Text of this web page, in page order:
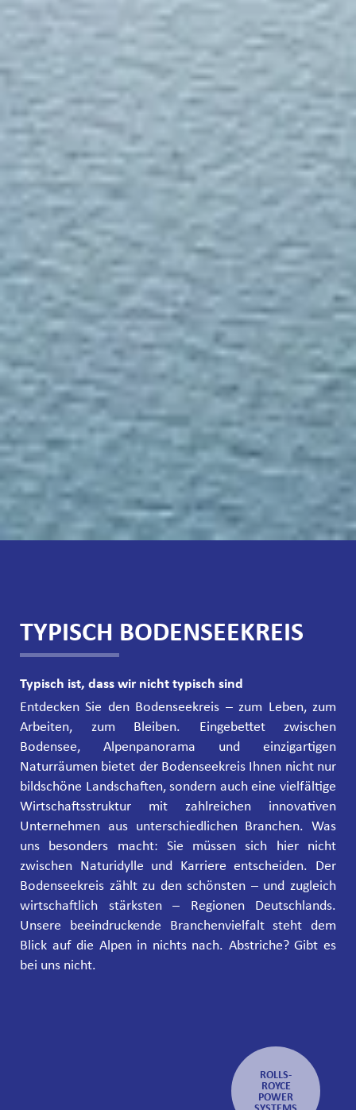
TYPISCH BODENSEEKREIS
Typisch ist, dass wir nicht typisch sind
Entdecken Sie den Bodenseekreis – zum Leben, zum
Arbeiten, zum Bleiben. Eingebettet zwischen
Bodensee, Alpenpanorama und einzigartigen
Naturräumen bietet der Bodenseekreis Ihnen nicht nur
bildschöne Landschaften, sondern auch eine vielfältige
Wirtschaftsstruktur mit zahlreichen innovativen
Unternehmen aus unterschiedlichen Branchen. Was
uns besonders macht: Sie müssen sich hier nicht
zwischen Naturidylle und Karriere entscheiden. Der
Bodenseekreis zählt zu den schönsten – und zugleich
wirtschaftlich stärksten – Regionen Deutschlands.
Unsere beeindruckende Branchenvielfalt steht dem
Blick auf die Alpen in nichts nach. Abstriche? Gibt es
bei uns nicht.
ROLLS-
ROYCE
POWER